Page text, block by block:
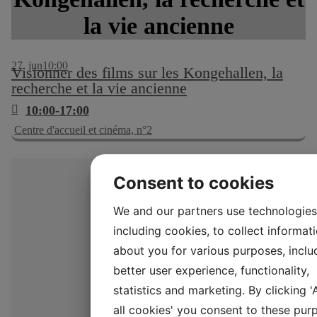
la vie ancienne
27 jun10:00
Visionner des films sur les Kongehallen, la
recherche et la vie ancienne
10:00-17:00
Centre d'accueil et cinéma, n°2
Consent to cookies
We and our partners use
including cookies, to collect
about you for various purposes,
better user experience, functionality,
statistics and marketing. By clicking
all cookies' you consent to these